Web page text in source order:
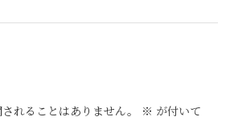
れることはありません。 ※ が付いて